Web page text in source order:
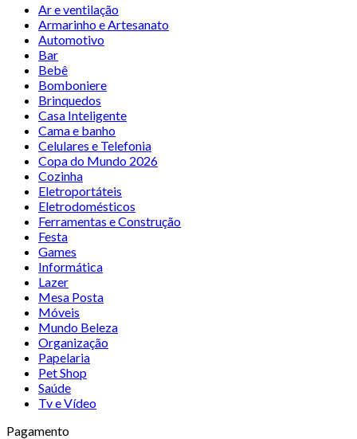
Ar e ventilação
Armarinho e Artesanato
Automotivo
Bar
Bebê
Bomboniere
Brinquedos
Casa Inteligente
Cama e banho
Celulares e Telefonia
Copa do Mundo 2026
Cozinha
Eletroportáteis
Eletrodomésticos
Ferramentas e Construção
Festa
Games
Informática
Lazer
Mesa Posta
Móveis
Mundo Beleza
Organização
Papelaria
Pet Shop
Saúde
Tv e Vídeo
Pagamento